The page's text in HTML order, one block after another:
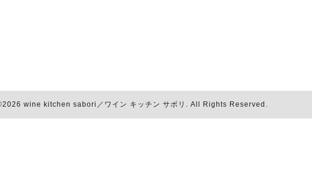
wine kitchen sabori／ワイン キッチン サボリ . All Rights Reserved.